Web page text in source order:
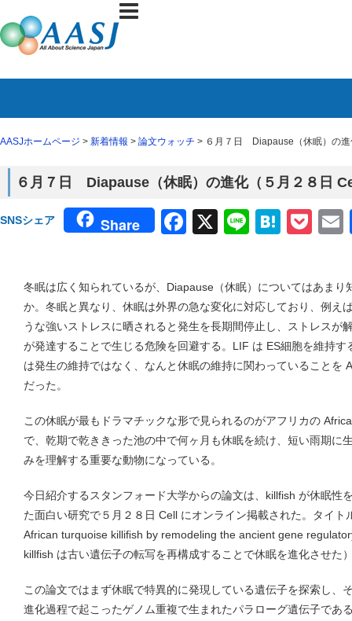
AASJホームページ > 新着情報 > 論文ウォッチ > ６月７日 Diapause（休眠）の進
６月７日 Diapause（休眠）の進化（５月２８日
SNSシェア Share Facebook
X Line
冬眠は広く知られているが、Diapause（休眠）についてはあまり
か。冬眠と異なり、休眠は外界の急な変化に対応しており、例え
うな強いストレスに晒されると発生を長期間停止し、ストレスが
が発達することで生じる危険を回避する。LIF は ES細胞を維持
は発生の維持ではなく、なんと休眠の維持に関わっていることを
だった。
この休眠が最もドラマチックな形で見られるのがアフリカの
で、乾期で乾ききった池の中で何ヶ月も休眠を続け、短い雨期に
みを理解する重要な動物になっている。
今日紹介するスタンフォード大学からの論文は、killfish が休眠性
た面白い研究で５月２８日 Cell にオンライン掲載された。タイ
African turquoise killiﬁsh by remodeling the ancient gene
killfish は古い遺伝子の転写を再構成することで休眠を進化させた
この論文ではまず休眠で特異的に発現している遺伝子を探索し、
進化過程で起こったゲノム重複で生まれたパラローグ遺伝子であ